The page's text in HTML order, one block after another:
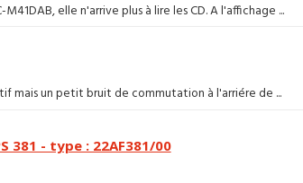
elle n'arrive plus à lire les CD. A l'affichage ...
mais un petit bruit de commutation à l'arriére de ...
381 - type : 22AF381/00